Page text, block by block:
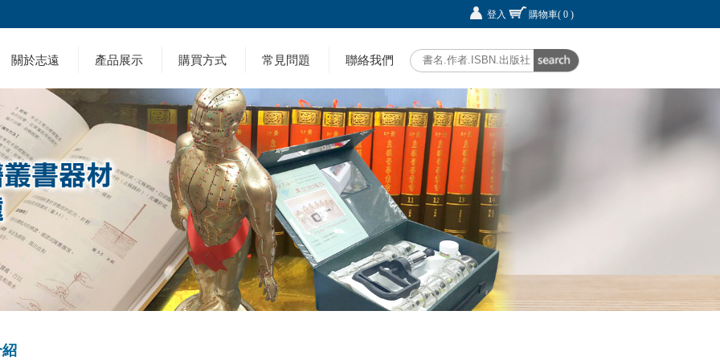
登入 購物車( 0 )
關於志遠 產品展示 購買方式 常見問題 聯絡我們